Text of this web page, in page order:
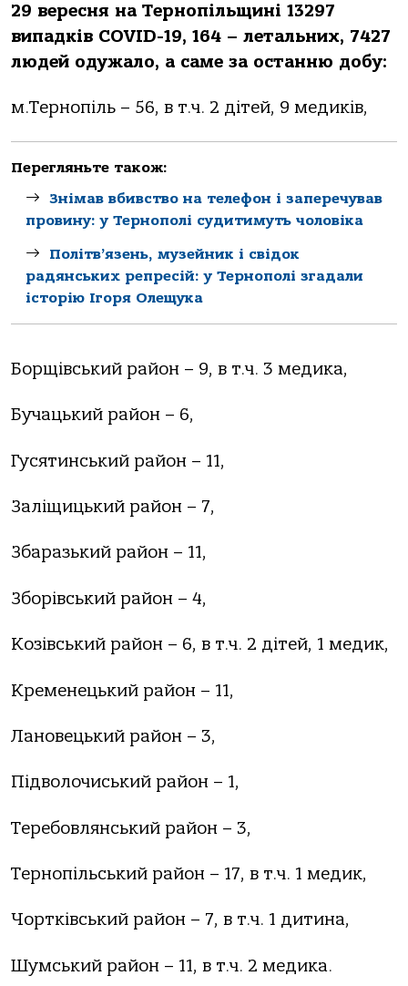
29 вересня на Тернопільщині 13297
випадків COVID-19, 164 – летальних, 7427
людей одужало, а саме за останню добу:
м.Тернопіль – 56, в т.ч. 2 дітей, 9 медиків,
Перегляньте також:
Знімав вбивство на телефон і заперечував
провину: у Тернополі судитимуть чоловіка
Політв’язень, музейник і свідок
радянських репресій: у Тернополі згадали
історію Ігоря Олещука
Борщівський район – 9, в т.ч. 3 медика,
Бучацький район – 6,
Гусятинський район – 11,
Заліщицький район – 7,
Збаразький район – 11,
Зборівський район – 4,
Козівський район – 6, в т.ч. 2 дітей, 1 медик,
Кременецький район – 11,
Лановецький район – 3,
Підволочиський район – 1,
Теребовлянський район – 3,
Тернопільський район – 17, в т.ч. 1 медик,
Чортківський район – 7, в т.ч. 1 дитина,
Шумський район – 11, в т.ч. 2 медика.